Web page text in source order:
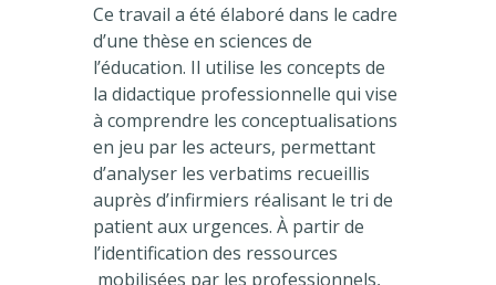
Ce travail a été élaboré dans le cadre
d’une thèse en sciences de
l’éducation. Il utilise les concepts de
la didactique professionnelle qui vise
à comprendre les conceptualisations
en jeu par les acteurs, permettant
d’analyser les verbatims recueillis
auprès d’infirmiers réalisant le tri de
patient aux urgences. À partir de
l’identification des ressources
mobilisées par les professionnels,